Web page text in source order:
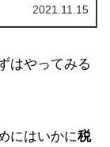
2021.11.15
はやってみる
にはいかに税